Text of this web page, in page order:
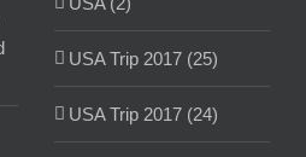
USA Trip 2017 (25)
USA Trip 2017 (24)